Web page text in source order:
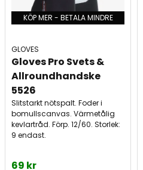
KÖP MER - BETALA MINDRE
GLOVES
Gloves Pro Svets &
Allroundhandske
5526
Slitstarkt nötspalt. Foder i
bomullscanvas. Värmetålig
kevlartråd. Förp. 12/60. Storlek:
9 endast.
69 kr